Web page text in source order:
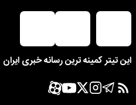
این تیتر کمینه ترین رسانه خبری ایران